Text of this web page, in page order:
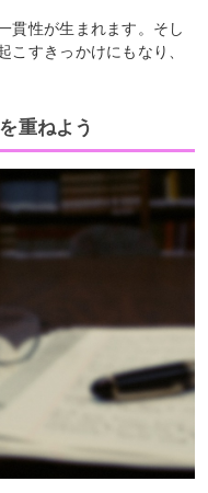
貫性が生まれます。そし
こすきっかけにもなり、
重ねよう